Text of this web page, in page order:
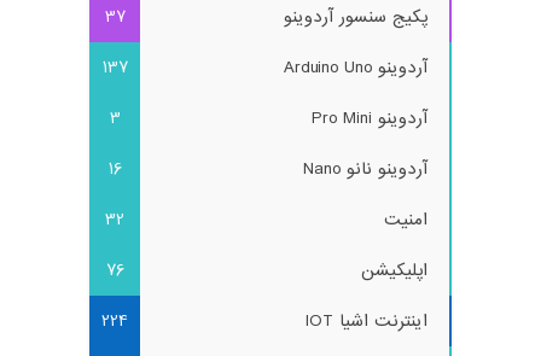
پکیج سنسور آردوینو
37
آردوینو Arduino Uno
137
آردوینو Pro Mini
3
آردوینو نانو Nano
16
امنیت
32
اپلیکیشن
76
اینترنت اشیا IOT
224